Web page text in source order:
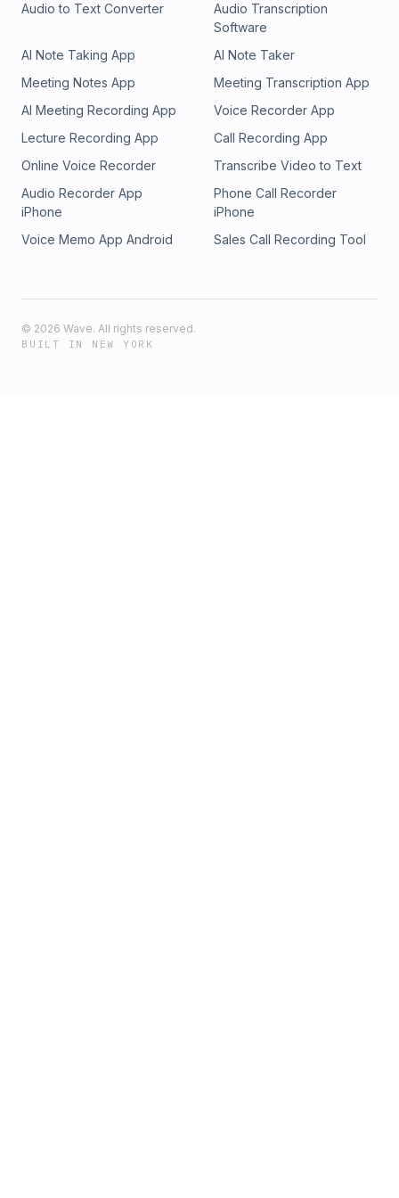
Intro/Outro: tubebackr - Be There
Audio to Text Converter
Audio Transcription
Software
AI Note Taking App
AI Note Taker
Meeting Notes App
Meeting Transcription App
AI Meeting Recording App
Voice Recorder App
Lecture Recording App
Call Recording App
Online Voice Recorder
Transcribe Video to Text
Audio Recorder App
iPhone
Phone Call Recorder
iPhone
Voice Memo App Android
Sales Call Recording Tool
© 2026 Wave. All rights reserved.
BUILT IN NEW YORK